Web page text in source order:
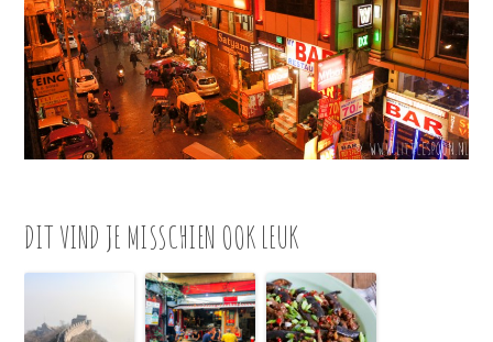
DIT VIND JE MISSCHIEN OOK LEUK